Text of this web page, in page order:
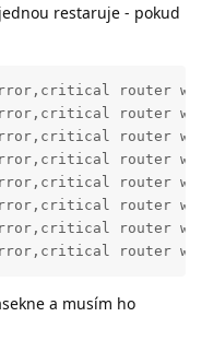
restaruje - pokud
router
router
router
router
router
router
router
router
a musím ho